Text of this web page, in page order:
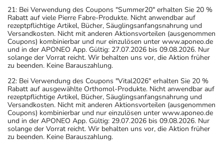
21: Bei Verwendung des Coupons "Summer20" erhalten Sie 20 %
Rabatt auf viele Pierre Fabre-Produkte. Nicht anwendbar auf
rezeptpflichtige Artikel, Bücher, Säuglingsanfangsnahrung und
Versandkosten. Nicht mit anderen Aktionsvorteilen (ausgenommen
Coupons) kombinierbar und nur einzulösen unter www.aponeo.de
und in der APONEO App. Gültig: 27.07.2026 bis 09.08.2026. Nur
solange der Vorrat reicht. Wir behalten uns vor, die Aktion früher
zu beenden. Keine Barauszahlung.
22: Bei Verwendung des Coupons "Vital2026" erhalten Sie 20 %
Rabatt auf ausgewählte Orthomol-Produkte. Nicht anwendbar auf
rezeptpflichtige Artikel, Bücher, Säuglingsanfangsnahrung und
Versandkosten. Nicht mit anderen Aktionsvorteilen (ausgenommen
Coupons) kombinierbar und nur einzulösen unter www.aponeo.de
und in der APONEO App. Gültig: 29.07.2026 bis 09.08.2026. Nur
solange der Vorrat reicht. Wir behalten uns vor, die Aktion früher
zu beenden. Keine Barauszahlung.